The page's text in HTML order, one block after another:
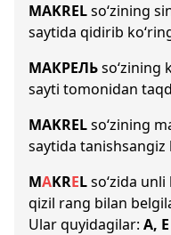
MAKRELso‘zining
saytida qidirib
МАКРЕЛЬso‘zining
sayti tomonidan
MAKRELso‘zining
saytida tanishsangiz
MAKRELso‘zida
qizil rang bilan
Ular quyidagilar: A, E